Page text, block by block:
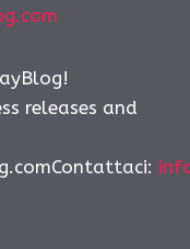
releases and
: